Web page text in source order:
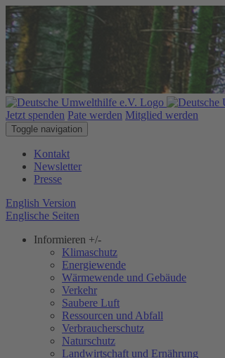
Jetzt spenden Pate werden Mitglied werden
Toggle navigation
Kontakt
Newsletter
Presse
English Version
Englische Seiten
Informieren +/-
Klimaschutz
Energiewende
Wärmewende und Gebäude
Verkehr
Saubere Luft
Ressourcen und Abfall
Verbraucherschutz
Naturschutz
Landwirtschaft und Ernährung